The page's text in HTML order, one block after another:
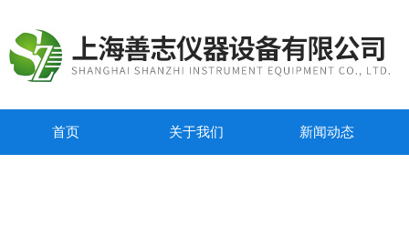
首页 关于我们 新闻动态